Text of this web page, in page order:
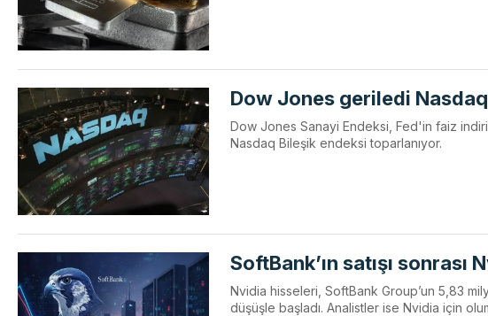
Dow Jones geriledi
Dow Jones Sanayi Endeksi, Fed'in faiz
Nasdaq Bileşik endeksi toparlanıyor.
SoftBank’ın satışı
Nvidia hisseleri, SoftBank Group’un 5,83
düşüşle başladı. Analistler ise Nvidia için